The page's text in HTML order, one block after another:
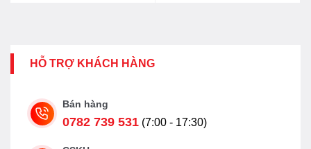
HỖ TRỢ KHÁCH HÀNG
Bán hàng
0782 739 531 (7:00 - 17:30)